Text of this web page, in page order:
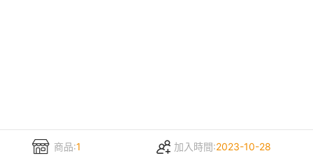
商品:1 加入時間:2023-10-28